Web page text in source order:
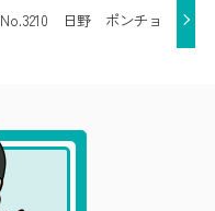
No.3210 日野 ポンチョ